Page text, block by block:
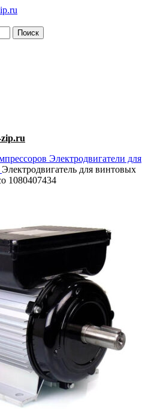
Поиск
zip.ru
Электродвигатели для
Электродвигатель для винтовых
1080407434